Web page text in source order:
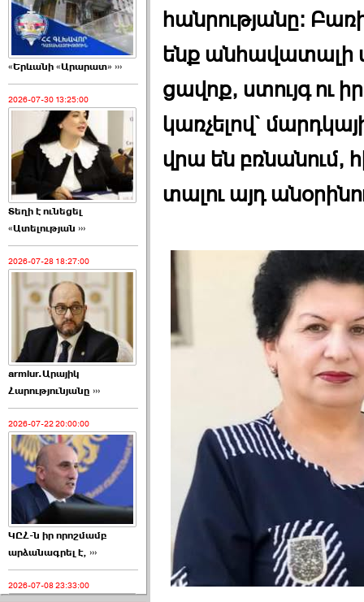
«Երևանի «Արարատ» ›››
2026-07-30 13:25:00
Տեղի է ունեցել
«Ատելության ›››
2026-07-28 18:27:00
armlur.Արայիկ
Հարությունյանը ›››
2026-07-22 20:00:00
ԿԸՀ-ն իր որոշմամբ
արձանագրել է, ›››
2026-07-08 23:33:00
հանրությանը։
ենք անհավատալի
ցավոք, ստույգ ու
կառչելով`
վրա են
տալու այդ